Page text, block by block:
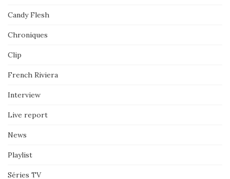
Candy Flesh
Chroniques
Clip
French Riviera
Interview
Live report
News
Playlist
Séries TV